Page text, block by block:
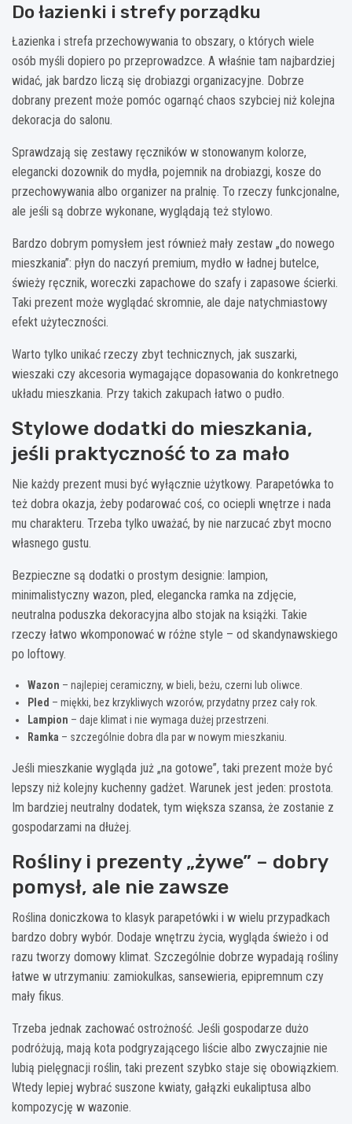
Do łazienki i strefy porządku
Łazienka i strefa przechowywania to obszary, o których wiele
osób myśli dopiero po przeprowadzce. A właśnie tam najbardziej
widać, jak bardzo liczą się drobiazgi organizacyjne. Dobrze
dobrany prezent może pomóc ogarnąć chaos szybciej niż kolejna
dekoracja do salonu.
Sprawdzają się zestawy ręczników w stonowanym kolorze,
elegancki dozownik do mydła, pojemnik na drobiazgi, kosze do
przechowywania albo organizer na pralnię. To rzeczy funkcjonalne,
ale jeśli są dobrze wykonane, wyglądają też stylowo.
Bardzo dobrym pomysłem jest również mały zestaw „do nowego
mieszkania”: płyn do naczyń premium, mydło w ładnej butelce,
świeży ręcznik, woreczki zapachowe do szafy i zapasowe ścierki.
Taki prezent może wyglądać skromnie, ale daje natychmiastowy
efekt użyteczności.
Warto tylko unikać rzeczy zbyt technicznych, jak suszarki,
wieszaki czy akcesoria wymagające dopasowania do konkretnego
układu mieszkania. Przy takich zakupach łatwo o pudło.
Stylowe dodatki do mieszkania,
jeśli praktyczność to za mało
Nie każdy prezent musi być wyłącznie użytkowy. Parapetówka to
też dobra okazja, żeby podarować coś, co ociepli wnętrze i nada
mu charakteru. Trzeba tylko uważać, by nie narzucać zbyt mocno
własnego gustu.
Bezpieczne są dodatki o prostym designie: lampion,
minimalistyczny wazon, pled, elegancka ramka na zdjęcie,
neutralna poduszka dekoracyjna albo stojak na książki. Takie
rzeczy łatwo wkomponować w różne style – od skandynawskiego
po loftowy.
Wazon – najlepiej ceramiczny, w bieli, beżu, czerni lub oliwce.
Pled – miękki, bez krzykliwych wzorów, przydatny przez cały rok.
Lampion – daje klimat i nie wymaga dużej przestrzeni.
Ramka – szczególnie dobra dla par w nowym mieszkaniu.
Jeśli mieszkanie wygląda już „na gotowe”, taki prezent może być
lepszy niż kolejny kuchenny gadżet. Warunek jest jeden: prostota.
Im bardziej neutralny dodatek, tym większa szansa, że zostanie z
gospodarzami na dłużej.
Rośliny i prezenty „żywe” – dobry
pomysł, ale nie zawsze
Roślina doniczkowa to klasyk parapetówki i w wielu przypadkach
bardzo dobry wybór. Dodaje wnętrzu życia, wygląda świeżo i od
razu tworzy domowy klimat. Szczególnie dobrze wypadają rośliny
łatwe w utrzymaniu: zamiokulkas, sansewieria, epipremnum czy
mały fikus.
Trzeba jednak zachować ostrożność. Jeśli gospodarze dużo
podróżują, mają kota podgryzającego liście albo zwyczajnie nie
lubią pielęgnacji roślin, taki prezent szybko staje się obowiązkiem.
Wtedy lepiej wybrać suszone kwiaty, gałązki eukaliptusa albo
kompozycję w wazonie.